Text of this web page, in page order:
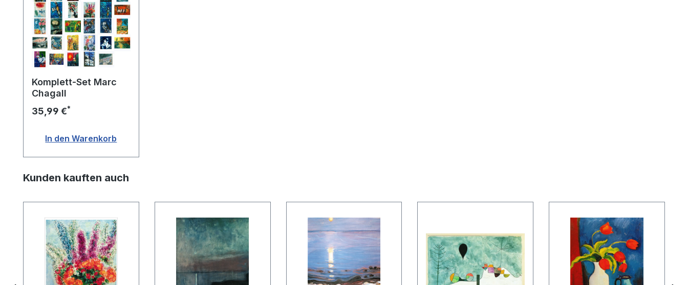
Komplett-Set Marc
Chagall
35,99 €*
In den Warenkorb
Produktgalerie überspringen
Kunden kauften auch